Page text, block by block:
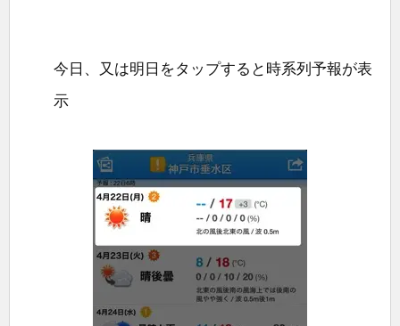
今日、又は明日をタップすると時系列予報が表
示